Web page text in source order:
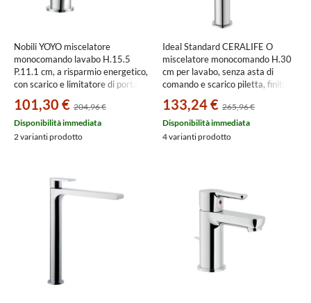
Nobili YOYO miscelatore
monocomando lavabo H.15.5
P.11.1 cm, a risparmio energetico,
con scarico e limitatore di portata,
101,30 € 204,96 €
Disponibilità immediata
2 varianti prodotto
Ideal Standard CERALIFE O
miscelatore monocomando H.30
cm per lavabo, senza asta di
comando e scarico piletta, finitura
133,24 € 265,96 €
Disponibilità immediata
4 varianti prodotto